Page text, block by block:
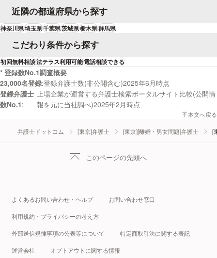
近隣の都道府県から探す
神奈川県埼玉県千葉県茨城県栃木県群馬県
こだわり条件から探す
初回無料相談法テラス利用可能電話相談できる
* 登録数No.1調査概要
23,000名登録 登録弁護士数(非公開含む)2025年6月時点
登録弁護士
数No.1
上場企業が運営する弁護士検索ポータルサイト比較(公開情
報を元に当社調べ)2025年2月時点
本文へ戻る
弁護士ドットコム [東京]弁護士 [東京][離婚・男女問題]弁護士 [
このページの先頭へ
よくあるお問い合わせ・ヘルプ お問い合わせ窓口
利用規約・プライバシーの考え方
外部送信規律事項の公表等について 特定商取引法に関する表記
運営会社 オプトアウトに関する情報